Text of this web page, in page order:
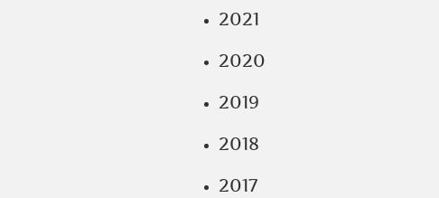
2021
2020
2019
2018
2017